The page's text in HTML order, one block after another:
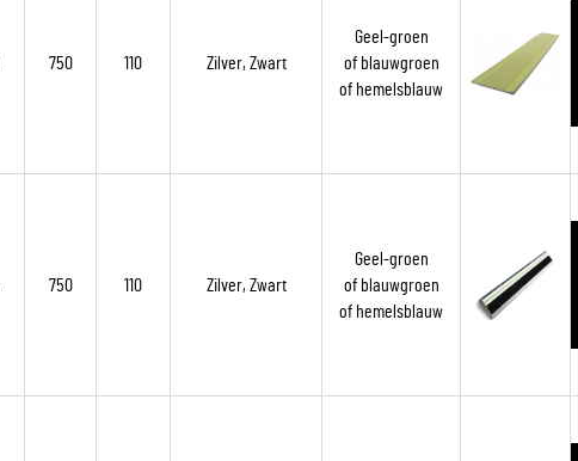
750 110 Zilver, Zwart
Geel-groen
of blauwgroen
of hemelsblauw
750 110 Zilver, Zwart
Geel-groen
of blauwgroen
of hemelsblauw